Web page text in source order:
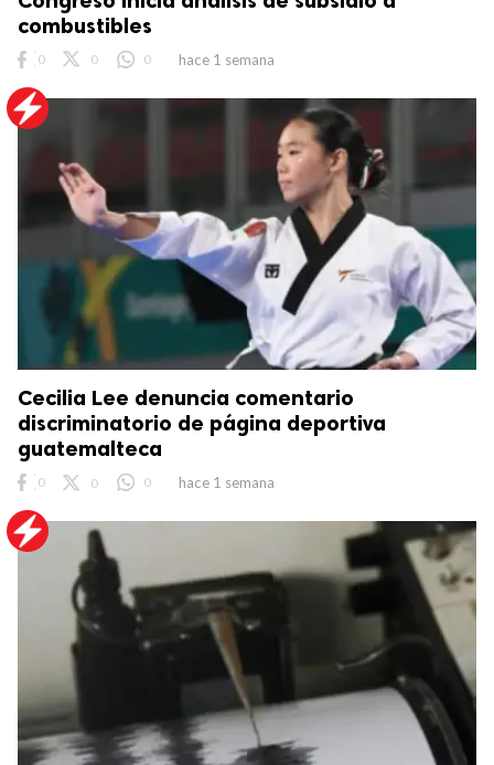
combustibles
0 0 0 hace 1 semana
Cecilia Lee denuncia comentario
discriminatorio de página deportiva
guatemalteca
0 0 0 hace 1 semana